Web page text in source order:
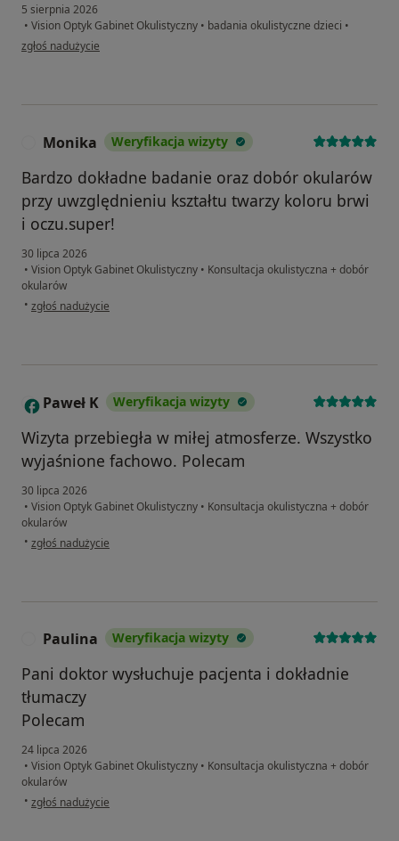
5 sierpnia 2026
• Vision Optyk Gabinet Okulistyczny • badania okulistyczne dzieci •
w opinii użytkownika Aga
zgłoś nadużycie
Monika Weryfikacja wizyty
Bardzo dokładne badanie oraz dobór okularów
przy uwzględnieniu kształtu twarzy koloru brwi
i oczu.super!
30 lipca 2026
• Vision Optyk Gabinet Okulistyczny • Konsultacja okulistyczna + dobór
okularów
• w opinii użytkownika Monika
zgłoś nadużycie
P Paweł K Weryfikacja wizyty
Wizyta przebiegła w miłej atmosferze. Wszystko
wyjaśnione fachowo. Polecam
30 lipca 2026
• Vision Optyk Gabinet Okulistyczny • Konsultacja okulistyczna + dobór
okularów
• w opinii użytkownika Paweł K
zgłoś nadużycie
Paulina Weryfikacja wizyty
Pani doktor wysłuchuje pacjenta i dokładnie
tłumaczy
Polecam
24 lipca 2026
• Vision Optyk Gabinet Okulistyczny • Konsultacja okulistyczna + dobór
okularów
• w opinii użytkownika Paulina
zgłoś nadużycie